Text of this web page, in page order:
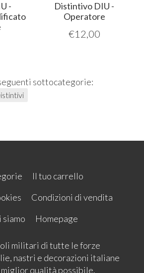
-
Distintivo DIU -
Operatore
€12,00
sottocategorie:
Il tuo carrello
Condizioni di vendita
siamo
Homepage
militari di tutte le forze
nastri e decorazioni italiane
qualità possibile.